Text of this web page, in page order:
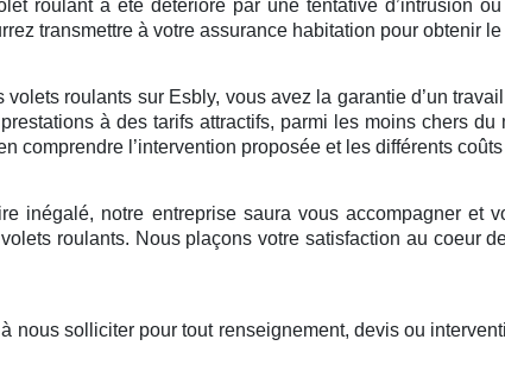
roulant a été détérioré par une tentative d’intrusion
transmettre à votre assurance habitation pour obtenir
roulants sur Esbly, vous avez la garantie d’un
à des tarifs attractifs, parmi les moins chers du
comprendre l’intervention proposée et les différents
inégalé, notre entreprise saura vous accompagner et
roulants. Nous plaçons votre satisfaction au coeur
nous solliciter pour tout renseignement, devis ou